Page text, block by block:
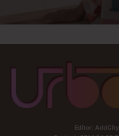
Editor: AddCity